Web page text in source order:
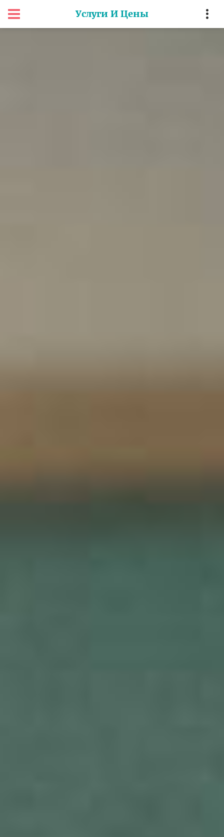
Услуги И Цены